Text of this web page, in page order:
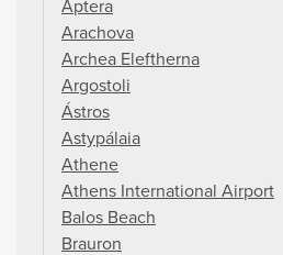
Aptera
Arachova
Archea Eleftherna
Argostoli
Ástros
Astypálaia
Athene
Athens International Airport
Balos Beach
Brauron